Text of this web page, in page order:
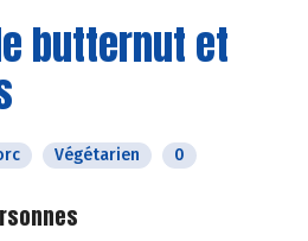
butternut et
Végétarien 0